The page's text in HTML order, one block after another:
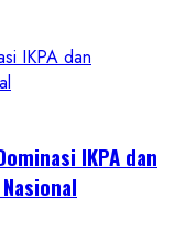
IKPA dan
IKPA dan